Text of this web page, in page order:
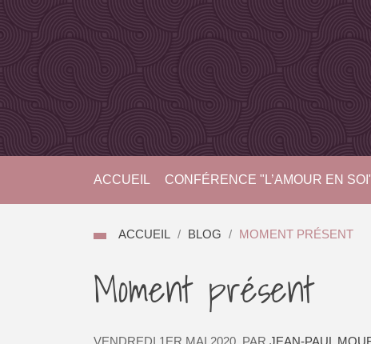
ACCUEIL CONFÉRENCE "L’AMOUR EN
ACCUEIL BLOG MOMENT PRÉSENT
Moment présent